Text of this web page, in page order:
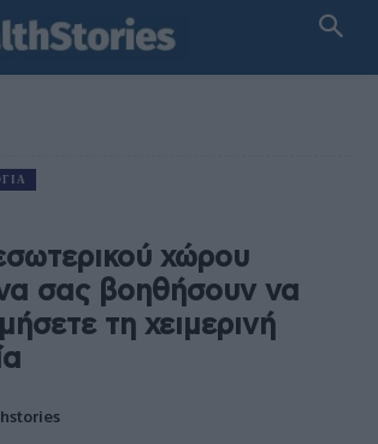
χώρου
σας βοηθήσουν να
τη χειμερινή